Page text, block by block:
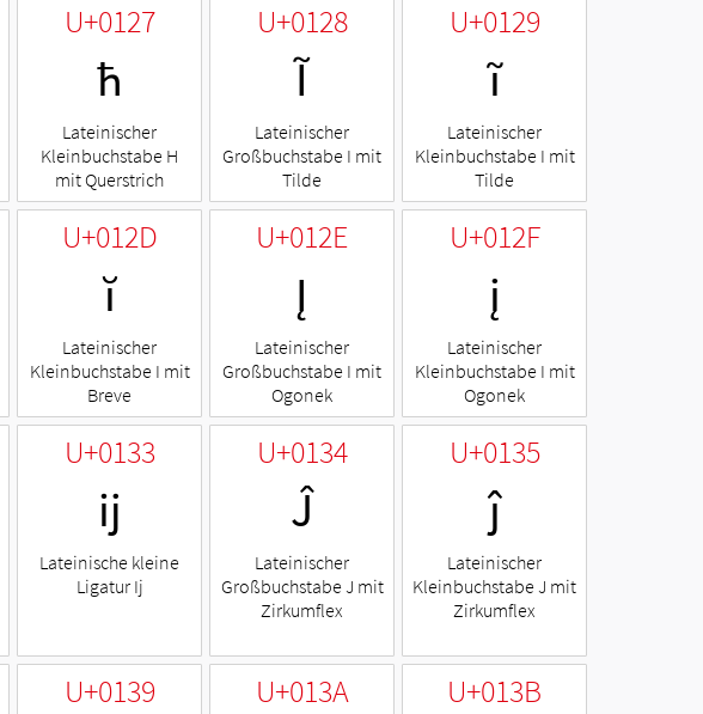
U+0127
ħ
Lateinischer
Kleinbuchstabe H
mit Querstrich
U+0128
Ĩ
Lateinischer
Großbuchstabe I mit
Tilde
U+0129
ĩ
Lateinischer
Kleinbuchstabe I mit
Tilde
U+012D
ĭ
Lateinischer
Kleinbuchstabe I mit
Breve
U+012E
Į
Lateinischer
Großbuchstabe I mit
Ogonek
U+012F
į
Lateinischer
Kleinbuchstabe I mit
Ogonek
U+0133
ĳ
Lateinische kleine
Ligatur Ij
U+0134
Ĵ
Lateinischer
Großbuchstabe J mit
Zirkumflex
U+0135
ĵ
Lateinischer
Kleinbuchstabe J mit
Zirkumflex
U+0139 U+013A U+013B